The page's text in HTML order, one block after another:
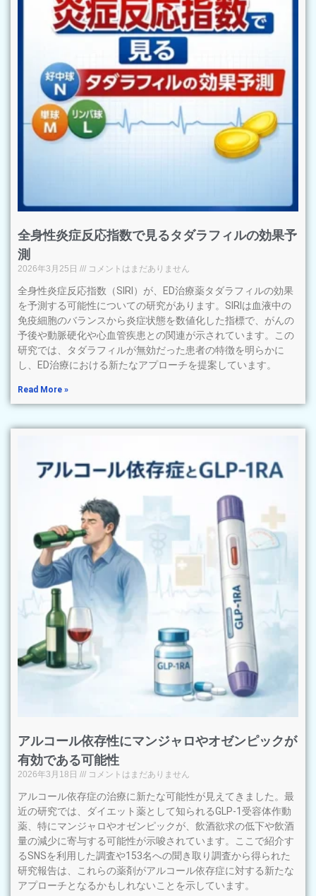
全身性炎症反応指数で見るタダラフィルの効果予
測
2026年3月25日 コメントはまだありません
全身性炎症反応指数（SIRI）が、ED治療薬タダラフィルの効果
を予測する可能性についての研究があります。SIRIは血液中の
免疫細胞のバランスから炎症状態を数値化した指標で、がんの
予後や動脈硬化や心血管疾患との関連が示されています。この
研究では、タダラフィルが無効だった患者の特徴を明らかに
し、ED治療における新たなアプローチを提案しています。
Read More »
アルコール依存性にマンジャロやオゼンピックが
有効である可能性
2026年3月18日 コメントはまだありません
アルコール依存症の治療に新たな可能性が見えてきました。最
近の研究では、ダイエット薬として知られるGLP-1受容体作動
薬、特にマンジャロやオゼンピックが、飲酒欲求の低下や飲酒
量の減少に寄与する可能性が示唆されています。ここで紹介す
るSNSを利用した調査や153名への聞き取り調査から得られた
研究報告は、これらの薬剤がアルコール依存症に対する新たな
アプローチとなるかもしれないことを示しています。